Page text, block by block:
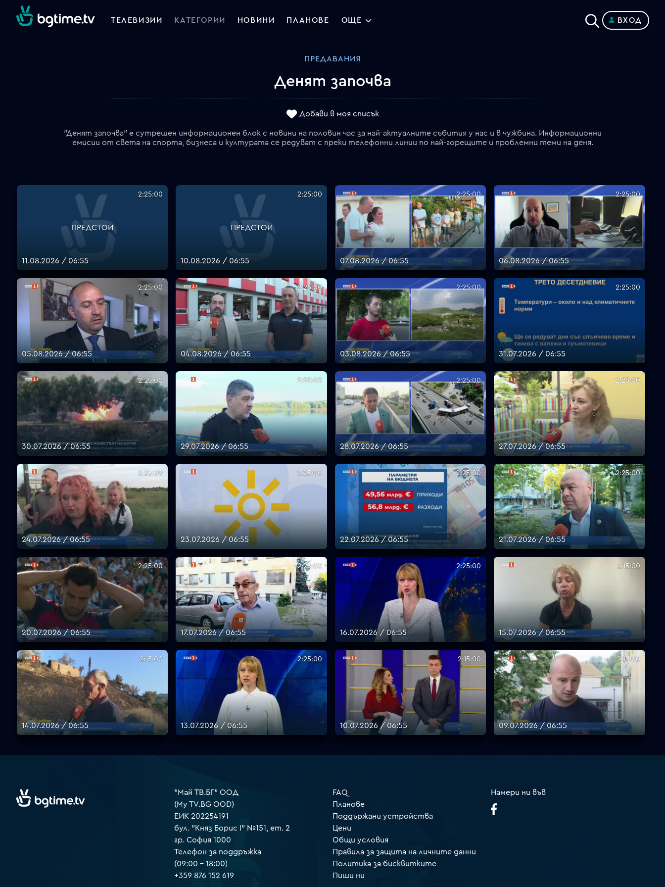
ТЕЛЕВИЗИИ КАТЕГОРИИ НОВИНИ ПЛАНОВЕ ОЩЕ ВХОД
ПРЕДАВАНИЯ
Денят започва
Добави в моя списък
"Денят започва" е сутрешен информационен блок с новини на половин час за най-актуалните събития у нас и в чужбина. Информационни
емисии от света на спорта, бизнеса и културата се редуват с преки телефонни линии по най-горещите и проблемни теми на деня.
ПРЕДСТОИ
2:25:00
11.08.2026 / 06:55
ПРЕДСТОИ
2:25:00
10.08.2026 / 06:55
2:25:00
07.08.2026 / 06:55
2:25:00
06.08.2026 / 06:55
2:25:00
05.08.2026 / 06:55
2:25:00
04.08.2026 / 06:55
2:25:00
03.08.2026 / 06:55
2:25:00
31.07.2026 / 06:55
2:25:00
30.07.2026 / 06:55
2:25:00
29.07.2026 / 06:55
2:25:00
28.07.2026 / 06:55
2:25:00
27.07.2026 / 06:55
2:25:00
24.07.2026 / 06:55
2:25:00
23.07.2026 / 06:55
2:25:00
22.07.2026 / 06:55
2:25:00
21.07.2026 / 06:55
2:25:00
20.07.2026 / 06:55
2:25:00
17.07.2026 / 06:55
2:25:00
16.07.2026 / 06:55
2:15:00
15.07.2026 / 06:55
2:15:00
14.07.2026 / 06:55
2:25:00
13.07.2026 / 06:55
2:15:00
10.07.2026 / 06:55
2:15:00
09.07.2026 / 06:55
"Май ТВ.БГ" ООД
(My TV.BG OOD)
ЕИК 202254191
бул. "Княз Борис I" №151, ет. 2
гр. София 1000
Телефон за поддръжка
(09:00 – 18:00)
+359 876 152 619
FAQ
Планове
Поддържани устройства
Цени
Общи условия
Правила за защита на личните данни
Политика за бисквитките
Пиши ни
Намери ни във